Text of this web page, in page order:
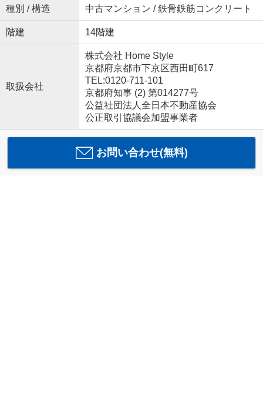
種別 / 構造 中古マンション / 鉄骨鉄筋コンクリート
階建 14階建
取扱会社
株式会社 Home Style
京都府京都市下京区西田町617
TEL:0120-711-101
京都府知事 (2) 第014277号
公益社団法人全日本不動産協会
公正取引協議会加盟事業者
お問い合わせ(無料)